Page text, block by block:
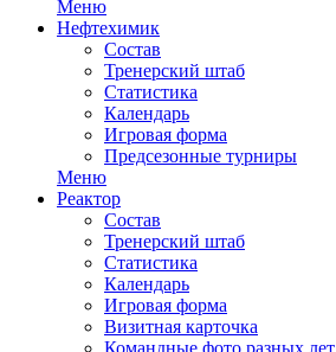
Меню
Нефтехимик
Состав
Тренерский штаб
Статистика
Календарь
Игровая форма
Предсезонные турниры
Меню
Реактор
Состав
Тренерский штаб
Статистика
Календарь
Игровая форма
Визитная карточка
Командные фото разных лет